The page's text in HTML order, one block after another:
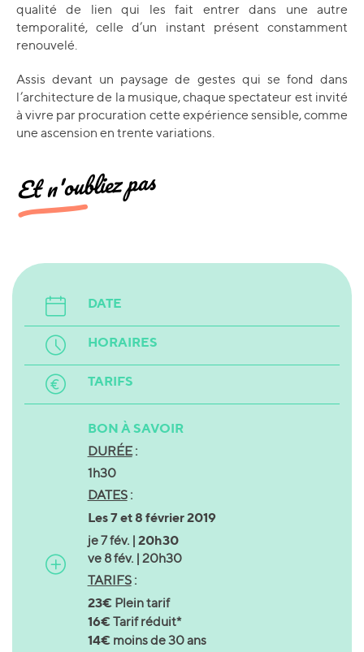
qualité de lien qui les fait entrer dans une autre
temporalité, celle d’un instant présent constamment
renouvelé.
Assis devant un paysage de gestes qui se fond dans
l’architecture de la musique, chaque spectateur est invité
à vivre par procuration cette expérience sensible, comme
une ascension en trente variations.
Et n'oubliez pas
DATE
HORAIRES
TARIFS
BON À SAVOIR
DURÉE:
1h30
DATES:
Les 7 et 8 février 2019
je 7 fév. | 20h30
ve 8 fév. | 20h30
TARIFS:
23€Plein tarif
16€Tarif réduit*
14€ moins de 30 ans